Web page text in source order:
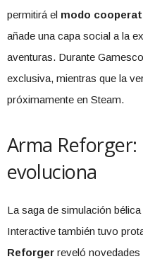
permitirá el modo
añade una capa social a la
aventuras. Durante
exclusiva, mientras que la
próximamente en Steam.
Arma
evoluciona
La saga de simulación
Interactive también tuvo
Reforger reveló novedades